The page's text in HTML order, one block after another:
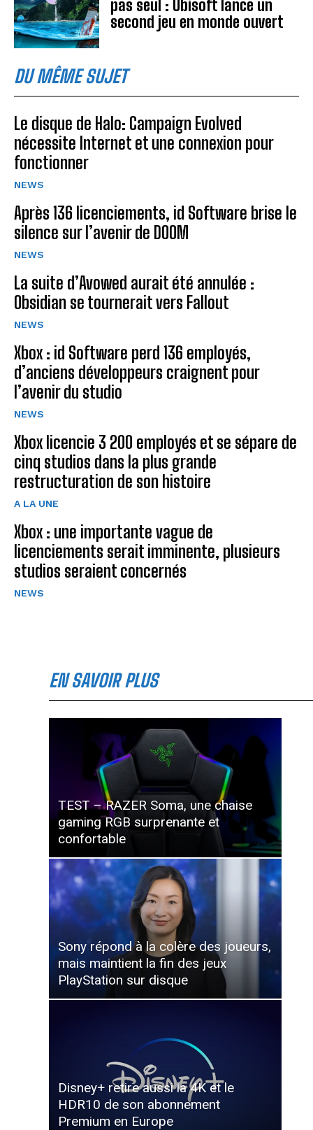
pas seul : Ubisoft lance un
second jeu en monde ouvert
DU MÊME SUJET
Le disque de Halo: Campaign Evolved
nécessite Internet et une connexion pour
fonctionner
NEWS
Après 136 licenciements, id Software brise le
silence sur l’avenir de DOOM
NEWS
La suite d’Avowed aurait été annulée :
Obsidian se tournerait vers Fallout
NEWS
Xbox : id Software perd 136 employés,
d’anciens développeurs craignent pour
l’avenir du studio
NEWS
Xbox licencie 3 200 employés et se sépare de
cinq studios dans la plus grande
restructuration de son histoire
A LA UNE
Xbox : une importante vague de
licenciements serait imminente, plusieurs
studios seraient concernés
NEWS
EN SAVOIR PLUS
TEST – RAZER Soma, une chaise
gaming RGB surprenante et
confortable
Sony répond à la colère des joueurs,
mais maintient la fin des jeux
PlayStation sur disque
Disney+ retire aussi la 4K et le
HDR10 de son abonnement
Premium en Europe